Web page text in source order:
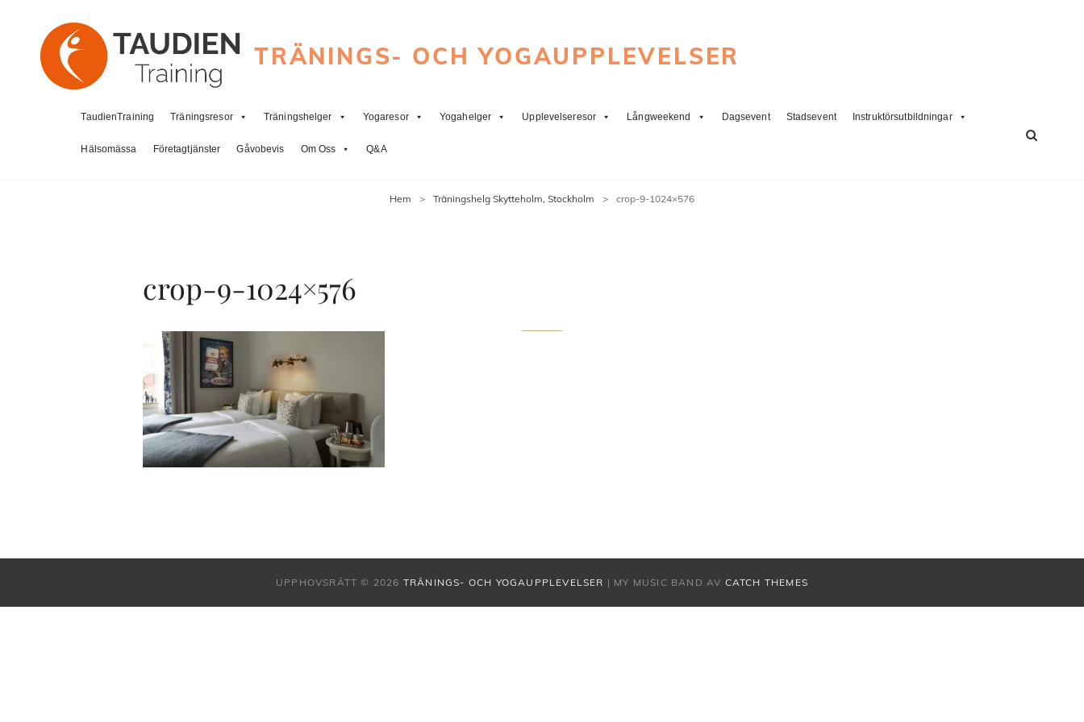
TRÄNINGS- OCH YOGAUPPLEVELSER
TaudienTraining Träningsresor Träningshelger Yogaresor Yogahelger Upplevelseresor Långweekend Dagsevent Stadsevent Instruktörsutbildningar
Hälsomässa Företagtjänster Gåvobevis Om Oss Q&A
Hem > Träningshelg Skytteholm, Stockholm > crop-9-1024×576
crop-9-1024×576
UPPHOVSRÄTT © 2026 TRÄNINGS- OCH YOGAUPPLEVELSER | MY MUSIC BAND AV CATCH THEMES